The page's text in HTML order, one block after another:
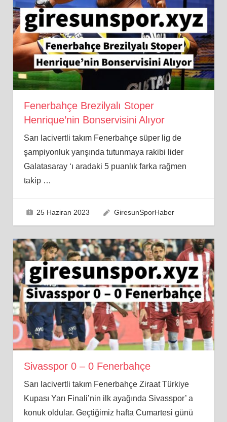
Fenerbahçe Brezilyalı Stoper
Henrique’nin Bonservisini Alıyor
Sarı lacivertli takım Fenerbahçe süper lig de
şampiyonluk yarışında tutunmaya rakibi lider
Galatasaray ‘ı aradaki 5 puanlık farka rağmen
takip …
25 Haziran 2023 GiresunSporHaber
Sivasspor 0 – 0 Fenerbahçe
Sarı lacivertli takım Fenerbahçe Ziraat Türkiye
Kupası Yarı Finali’nin ilk ayağında Sivasspor’ a
konuk oldular. Geçtiğimiz hafta Cumartesi günü